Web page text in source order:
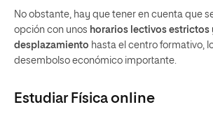
No obstante, hay que tener en cuenta que
opción con unos horarios lectivos estrictos
desplazamiento hasta el centro formativo,
desembolso económico importante.
Estudiar Física online